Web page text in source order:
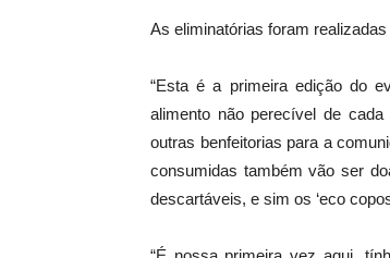
As eliminatórias foram
“Esta é a primeira edição do
alimento não perecível de
outras benfeitorias para a
consumidas também vão ser
descartáveis, e sim os ‘eco